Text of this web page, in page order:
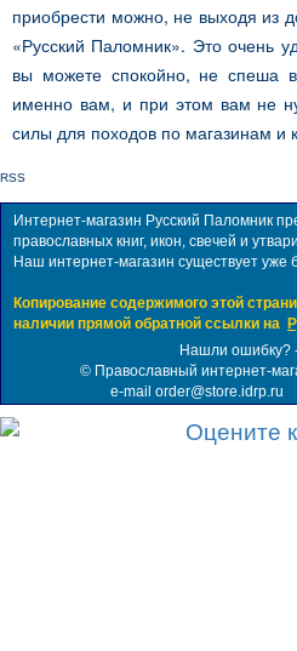
приобрести можно, не выходя из
«Русский Паломник». Это очень
вы можете спокойно, не спеша
именно вам, и при этом вам не
силы для походов по магазинам и
RSS
Интернет-магазин Русский Паломник
православных книг, икон, свечей и
Наш интернет-магазин существует уже
Копирование содержимого этой
наличии прямой обратной ссылки на
Нашли ошибку?
© Православный интернет-
e-mail order@store.idrp.ru